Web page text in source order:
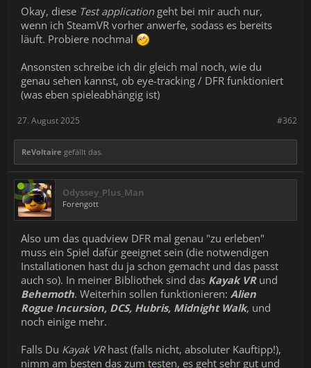
Okay, diese Test application geht bei mir auch nur,
wenn ich SteamVR vorher anwerfe, sodass es bereits
läuft. Probiere nochmal
Ansonsten schreibe ich dir gleich mal noch, wie du
genau sehen kannst, ob eye-tracking / DFR funktioniert
(was eben spieleabhängig ist)
#362
27. August 2025
ReVoltaire gefällt das.
Odyssey_Plus_Man
Forengott
Also um das quadview DFR mal genau "zu erleben"
muss ein Spiel dafür geeignet sein (die notwendigen
Installationen hast du ja schon gemacht und das passt
auch so). In meiner Bibliothek sind das Kayak VRund
Behemoth. Weiterhin sollen funktionieren: Alien
Rogue Incursion, DCS, Hubris, Midnight Walk, und
noch einige mehr.
Falls Du Kayak VRhast (falls nicht, absoluter Kauftipp!),
nimm am besten das zum testen, es geht sehr gut und